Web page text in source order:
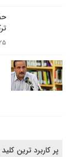
۲۵ آذر
پر کاربرد ترین